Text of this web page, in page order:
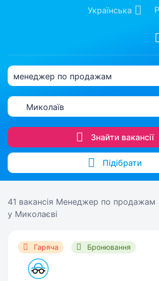
Українська
менеджер по продажам
Миколаїв
Знайти вакансії
Підібрати
41 вакансія Менеджер по продажам
у Миколаєві
Гаряча Бронювання